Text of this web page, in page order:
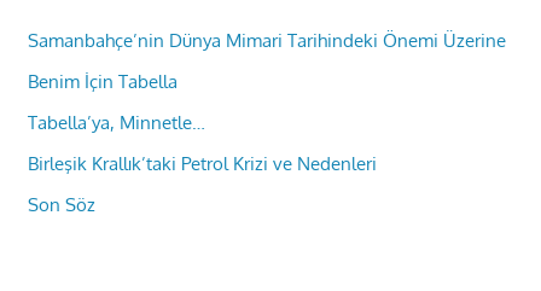
Samanbahçe’nin Dünya Mimari Tarihindeki Önemi Üzerine
Benim İçin Tabella
Tabella’ya, Minnetle…
Birleşik Krallık’taki Petrol Krizi ve Nedenleri
Son Söz